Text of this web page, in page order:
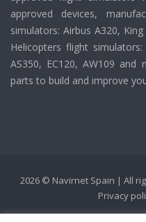
approved devices,
simulators: Airbus A320,
Helicopters flight
AS350, EC120, AW109 and
parts to build and improve
2026 © Navirnet Spain | All
Privacy